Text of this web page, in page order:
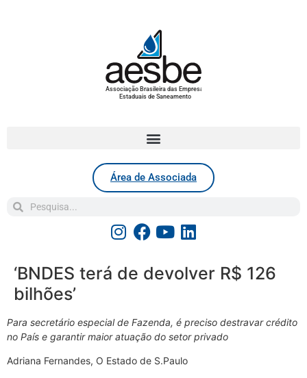
Associação Brasileira das Empresas
Estaduais de Saneamento
Área de Associada
‘BNDES terá de devolver R$ 126
bilhões’
Para secretário especial de Fazenda, é preciso destravar crédito
no País e garantir maior atuação do setor privado
Adriana Fernandes, O Estado de S.Paulo